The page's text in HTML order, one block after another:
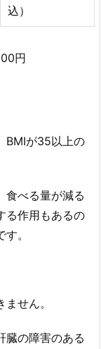
込）
円
BMIが35以上の
食べる量が減る
る作用もあるの
。
せん。
臓の障害のある